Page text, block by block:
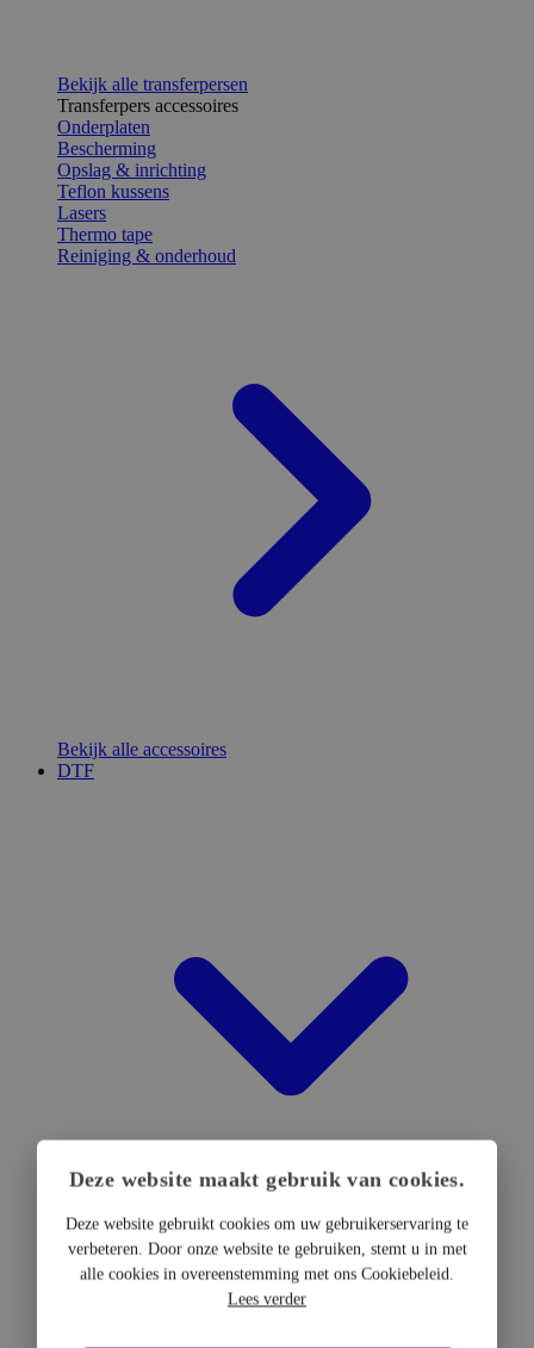
Bekijk alle transferpersen
Transferpers accessoires
Onderplaten
Bescherming
Opslag & inrichting
Teflon kussens
Lasers
Thermo tape
Reiniging & onderhoud
Bekijk alle accessoires
DTF
DTF Hardware
DTF Printers
Deze website maakt gebruik van cookies.
Deze website gebruikt cookies om uw gebruikerservaring te
verbeteren. Door onze website te gebruiken, stemt u in met
alle cookies in overeenstemming met ons Cookiebeleid.
Lees verder